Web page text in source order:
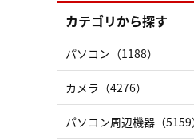
カテゴリから探す
パソコン（1188）
カメラ（4276）
パソコン周辺機器（5159